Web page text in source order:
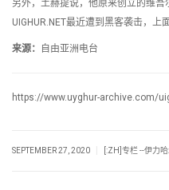
另外，土赫提说，他原来创立的维
UIGHUR.NET最近遭到黑客袭击，上
来源： 自由亚洲电台
https://www.uyghur-archive.com/
SEPTEMBER 27, 2020 [:ZH]专栏 --伊力哈